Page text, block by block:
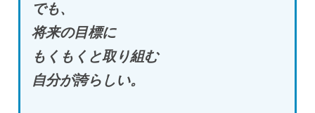
でも、
将来の目標に
もくもくと取り組む
自分が誇らしい。